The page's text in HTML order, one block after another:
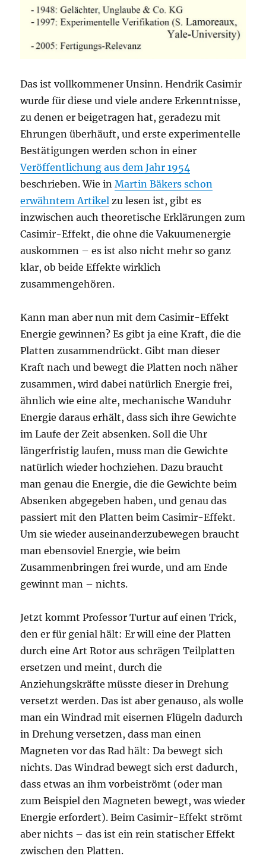
Das ist vollkommener Unsinn. Hendrik Casimir
wurde für diese und viele andere Erkenntnisse,
zu denen er beigetragen hat, geradezu mit
Ehrungen überhäuft, und erste experimentelle
Bestätigungen werden schon in einer
Veröffentlichung aus dem Jahr 1954
beschrieben. Wie inMartin Bäkers schon
erwähntem Artikel zu lesen ist, gibt es
inzwischen auch theoretische Erklärungen zum
Casimir-Effekt, die ohne die Vakuumenergie
auskommen – es ist also nicht mehr so ganz
klar, ob beide Effekte wirklich
zusammengehören.
Kann man aber nun mit dem Casimir-Effekt
Energie gewinnen? Es gibt ja eine Kraft, die die
Platten zusammendrückt. Gibt man dieser
Kraft nach und bewegt die Platten noch näher
zusammen, wird dabei natürlich Energie frei,
ähnlich wie eine alte, mechanische Wanduhr
Energie daraus erhält, dass sich ihre Gewichte
im Laufe der Zeit absenken. Soll die Uhr
längerfristig laufen, muss man die Gewichte
natürlich wieder hochziehen. Dazu braucht
man genau die Energie, die die Gewichte beim
Absenken abgegeben haben, und genau das
passiert mit den Platten beim Casimir-Effekt.
Um sie wieder auseinanderzubewegen braucht
man ebensoviel Energie, wie beim
Zusammenbringen frei wurde, und am Ende
gewinnt man – nichts.
Jetzt kommt Professor Turtur auf einen Trick,
den er für genial hält: Er will eine der Platten
durch eine Art Rotor aus schrägen Teilplatten
ersetzen und meint, durch die
Anziehungskräfte müsste dieser in Drehung
versetzt werden. Das ist aber genauso, als wolle
man ein Windrad mit eisernen Flügeln dadurch
in Drehung versetzen, dass man einen
Magneten vor das Rad hält: Da bewegt sich
nichts. Das Windrad bewegt sich erst dadurch,
dass etwas an ihm vorbeiströmt (oder man
zum Beispiel den Magneten bewegt, was wieder
Energie erfordert). Beim Casimir-Effekt strömt
aber nichts – das ist ein rein statischer Effekt
zwischen den Platten.